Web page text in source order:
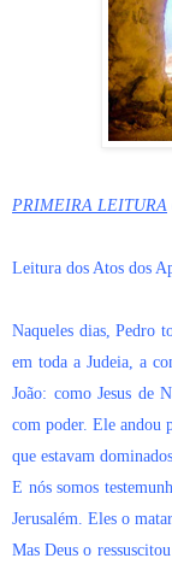
PRIMEIRA LEITURA
Leitura dos Atos dos
Naqueles dias, Pedro
em toda a Judeia, a
João: como Jesus de
com poder. Ele andou
que estavam
E nós somos
Jerusalém. Eles o
Mas Deus o